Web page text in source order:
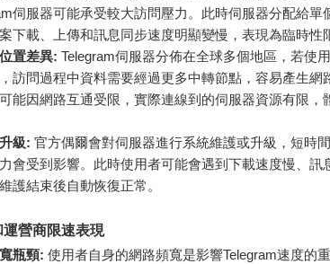
伺服器可能承受較大訪問壓力。此時伺服器分配給單
下載、上傳和訊息同步速度明顯變慢，表現為臨時性
置差異: Telegram伺服器分佈在全球多個地區，若使
訪問過程中資料需要經過更多中轉節點，容易產生網
能因網路互通受限，實際連線到的伺服器資源有限，
級: 官方偶爾會對伺服器進行系統維護或升級，短時
會受到影響。此時使用者可能會遇到下載速度慢、訊
護結束後自動恢復正常。
營商限速表現
瓶頸: 使用者自身的網路頻寬是影響Telegram速度的